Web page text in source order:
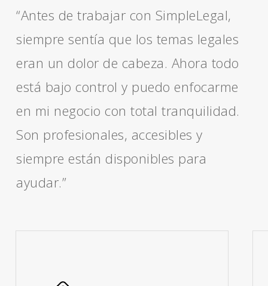
“Antes de trabajar con SimpleLegal,
siempre sentía que los temas legales
eran un dolor de cabeza. Ahora todo
está bajo control y puedo enfocarme
en mi negocio con total tranquilidad.
Son profesionales, accesibles y
siempre están disponibles para
ayudar.”